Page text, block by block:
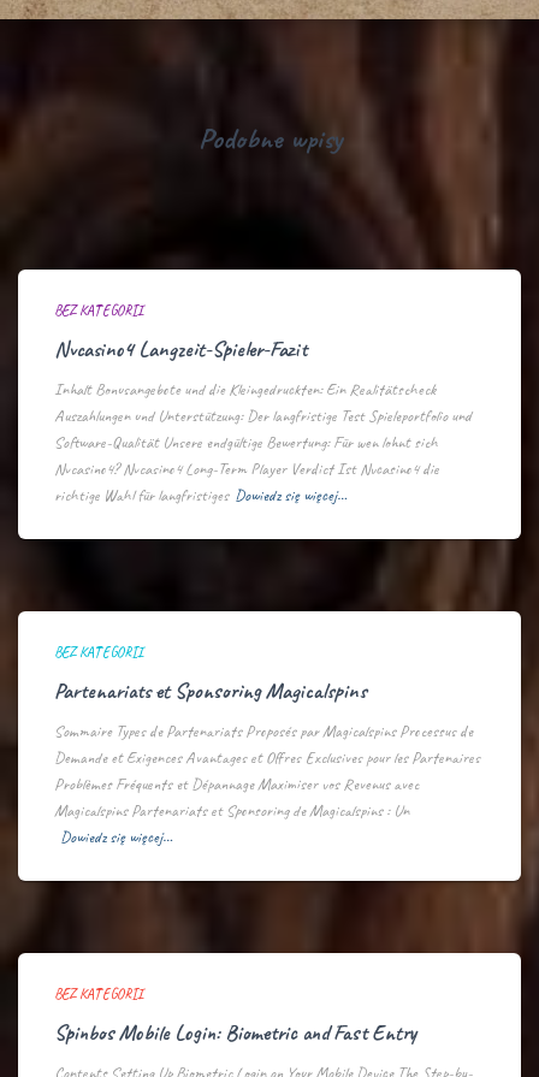
Podobne wpisy
BEZ KATEGORII
Nvcasino4 Langzeit-Spieler-Fazit
Inhalt Bonusangebote und die Kleingedruckten: Ein Realitätscheck
Auszahlungen und Unterstützung: Der langfristige Test Spieleportfolio und
Software-Qualität Unsere endgültige Bewertung: Für wen lohnt sich
Nvcasino4? Nvcasino4 Long-Term Player Verdict Ist Nvcasino4 die
richtige Wahl für langfristiges Dowiedz się więcej…
BEZ KATEGORII
Partenariats et Sponsoring Magicalspins
Sommaire Types de Partenariats Proposés par Magicalspins Processus de
Demande et Exigences Avantages et Offres Exclusives pour les Partenaires
Problèmes Fréquents et Dépannage Maximiser vos Revenus avec
Magicalspins Partenariats et Sponsoring de Magicalspins : Un
Dowiedz się więcej…
BEZ KATEGORII
Spinbos Mobile Login: Biometric and Fast Entry
Contents Setting Up Biometric Login on Your Mobile Device The Step-by-